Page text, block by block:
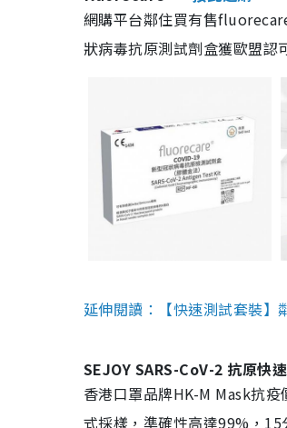
網購平台鄰住買有售
狀病毒抗原測試劑盒獲歐盟
延伸閱讀：【快速測試套裝】
SEJOY SARS-CoV-2 抗原快
香港口罩品牌HK-M Mask抗
式採樣，準確性高達99%，